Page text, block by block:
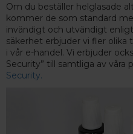
Om du beställer helglasade
kommer de som standard
invändigt och utvändigt
säkerhet erbjuder vi fler olika
i vår e-handel. Vi erbjuder
Security” till samtliga av våra
Security.